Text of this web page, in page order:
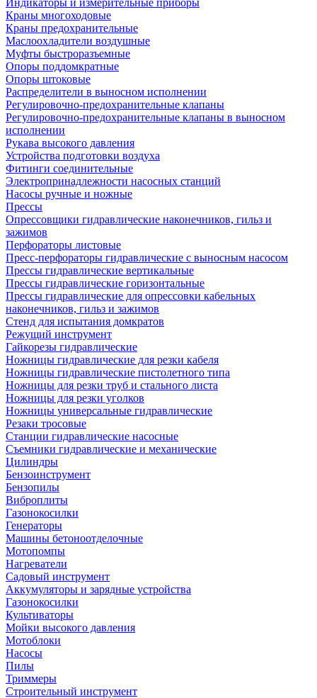
Индикаторы и измерительные приборы
Краны многоходовые
Краны предохранительные
Маслоохладители воздушные
Муфты быстроразъемные
Опоры поддомкратные
Опоры штоковые
Распределители в выносном исполнении
Регулировочно-предохранительные клапаны
Регулировочно-предохранительные клапаны в выносном
исполнении
Рукава высокого давления
Устройства подготовки воздуха
Фитинги соединительные
Электропринадлежности насосных станций
Насосы ручные и ножные
Прессы
Опрессовщики гидравлические наконечников, гильз и
зажимов
Перфораторы листовые
Пресс-перфораторы гидравлические с выносным насосом
Прессы гидравлические вертикальные
Прессы гидравлические горизонтальные
Прессы гидравлические для опрессовки кабельных
наконечников, гильз и зажимов
Стенд для испытания домкратов
Режущий инструмент
Гайкорезы гидравлические
Ножницы гидравлические для резки кабеля
Ножницы гидравлические пистолетного типа
Ножницы для резки труб и стального листа
Ножницы для резки уголков
Ножницы универсальные гидравлические
Резаки тросовые
Станции гидравлические насосные
Съемники гидравлические и механические
Цилиндры
Бензоинструмент
Бензопилы
Виброплиты
Газонокосилки
Генераторы
Машины бетоноотделочные
Мотопомпы
Нагреватели
Садовый инструмент
Аккумуляторы и зарядные устройства
Газонокосилки
Культиваторы
Мойки высокого давления
Мотоблоки
Насосы
Пилы
Триммеры
Строительный инструмент